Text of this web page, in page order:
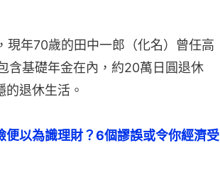
現年70歲的田中一郎（化名）曾任高
含基礎年金在內，約20萬日圓退休
退休生活。
便以為識理財？6個謬誤或令你經濟受